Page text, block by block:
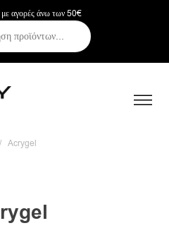
αγορές άνω των 50€
/ Acrygel